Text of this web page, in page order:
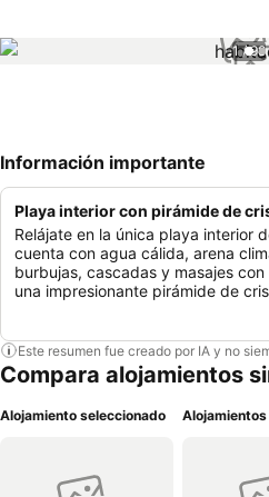
1 / 98
Información importante
Playa interior con pirámide de
Relájate en la única playa interior
cuenta con agua cálida, arena
burbujas, cascadas y masajes
una impresionante pirámide de
Este resumen fue creado por IA y no
Compara alojamientos
Alojamiento seleccionado